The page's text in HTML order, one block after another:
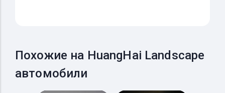
Похожие на HuangHai Landscape
автомобили